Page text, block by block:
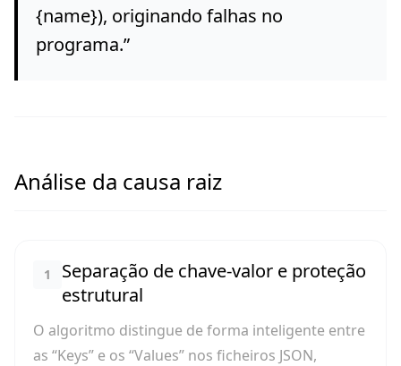
{name}), originando falhas no
programa.”
Análise da causa raiz
1
Separação de chave-valor e proteção
estrutural
O algoritmo distingue de forma inteligente entre
as “Keys” e os “Values” nos ficheiros JSON,